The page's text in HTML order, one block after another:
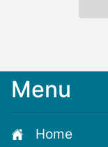
Menu
Home